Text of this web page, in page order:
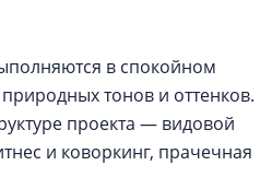
в спокойном
тонов и оттенков.
проекта — видовой
и коворкинг, прачечная